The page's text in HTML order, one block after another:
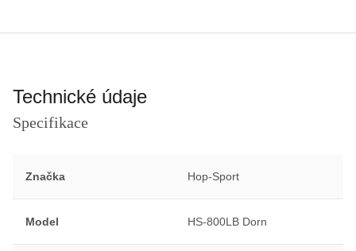
Technické údaje
Specifikace
Značka Hop-Sport
Model HS-800LB Dorn